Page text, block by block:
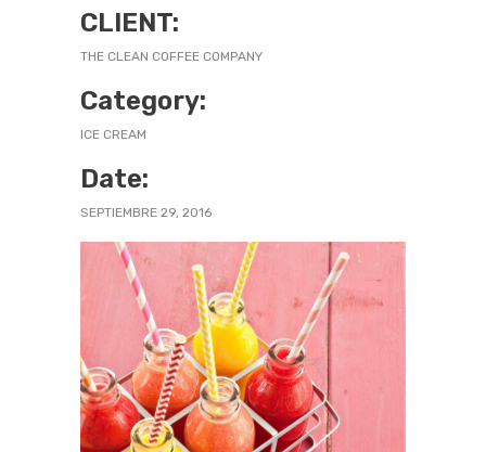
CLIENT:
THE CLEAN COFFEE COMPANY
Category:
ICE CREAM
Date:
SEPTIEMBRE 29, 2016